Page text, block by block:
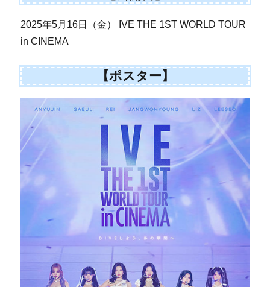
2025年5月16日（金） IVE THE 1ST WORLD TOUR
in CINEMA
【ポスター】